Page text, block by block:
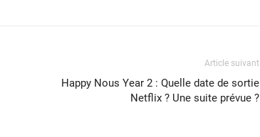
Article suivant
Happy Nous Year 2 : Quelle date de sortie
Netflix ? Une suite prévue ?